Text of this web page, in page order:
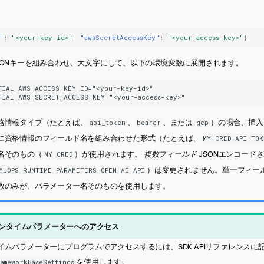
: "<your-key-id>" "awsSecretAccessKey" : "<your-access-key>" }
キーを組み合わせ、大文字にして、以下の環境変数に展開されます。
key-id>"
情報タイプ（たとえば、 api_token 、 bearer 、または gcp ）の場合、挿
格情報のフィールド名を組み合わせた形式（たとえば、
そのもの（ MY_CRED ）が使用されます。 複数フィールドJSONエンコード
）は変更されません。単一フィー
みが、パラメーター名そのものを使用します。
タイムパラメーターへのアクセス
ムパラメーターにプログラムでアクセスするには、SDK APIリファレンスに
を使用します。